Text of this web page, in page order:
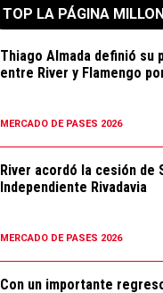
TOP LA PÁGINA
Thiago Almada definió su
entre River y Flamengo
MERCADO DE PASES 2026
River acordó la cesión de
Independiente Rivadavia
MERCADO DE PASES 2026
Con un importante